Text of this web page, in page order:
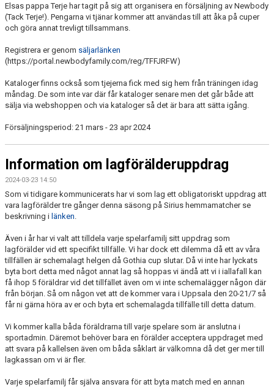
Elsas pappa Terje har tagit på sig att organisera en försäljning av Newbody
(Tack Terje!). Pengarna vi tjänar kommer att användas till att åka på cuper
och göra annat trevligt tillsammans.
Registrera er genom säljarlänken
(https://portal.newbodyfamily.com/reg/TFFJRFW)
Kataloger finns också som tjejerna fick med sig hem från träningen idag
måndag. De som inte var där får kataloger senare men det går både att
sälja via webshoppen och via kataloger så det är bara att sätta igång.
Försäljningsperiod: 21 mars - 23 apr 2024
Information om lagförälderuppdrag
2024-03-23 14:50
Som vi tidigare kommunicerats har vi som lag ett obligatoriskt uppdrag att
vara lagförälder tre gånger denna säsong på Sirius hemmamatcher se
beskrivning i länken
Även i år har vi valt att tilldela varje spelarfamilj sitt uppdrag som
lagförälder vid ett specifikt tillfälle. Vi har dock ett dilemma då ett av våra
tillfällen är schemalagt helgen då Gothia cup slutar. Då vi inte har lyckats
byta bort detta med något annat lag så hoppas vi ändå att vi i iallafall kan
få ihop 5 föräldrar vid det tillfället även om vi inte schemalägger någon där
från början. Så om någon vet att de kommer vara i Uppsala den 20-21/7 så
får ni gärna höra av er och byta ert schemalagda tillfälle till detta datum.
Vi kommer kalla båda föräldrarna till varje spelare som är anslutna i
sportadmin. Däremot behöver bara en förälder acceptera uppdraget med
att svara på kallelsen även om båda såklart är välkomna då det ger mer till
lagkassan om vi är fler.
Varje spelarfamilj får själva ansvara för att byta match med en annan